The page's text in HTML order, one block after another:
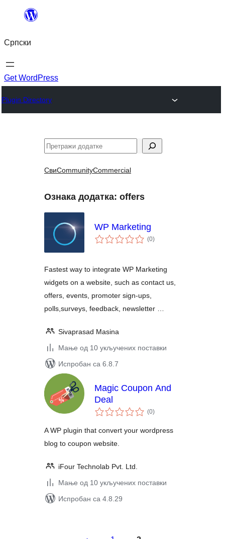
Скочи
садржај
Српски
Get WordPress
Plugin Directory
Претрага
СвиCommunityCommercial
Ознака додатка: offers
WP Marketing
(0укупних
оцена
)
Fastest way to integrate WP Marketing
widgets on a website, such as contact us,
offers, events, promoter sign-ups,
polls,surveys, feedback, newsletter …
Sivaprasad Masina
Мање од 10 укључених поставки
Испробан са 6.8.7
Magic Coupon And
Deal
(0укупних
оцена
)
A WP plugin that convert your wordpress
blog to coupon website.
iFour Technolab Pvt. Ltd.
Мање од 10 укључених поставки
Испробан са 4.8.29